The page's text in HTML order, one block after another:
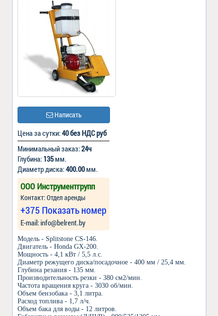
Написать
Цена за сутки:40 без НДС руб
Минимальный заказ:24ч
Глубина: 135мм.
Диаметр диска:400.00мм.
ООО Инструментгрупп
Контакт: Отдел аренды
+375 Показать номер
Е-mail: info@belrent.by
Модель - Splitstone CS-146.
Двигатель - Honda GX-200.
Мощность - 4,1 кВт / 5,5 л.с.
Диаметр режущего диска/посадочное - 400 мм / 25,4 мм.
Глубина резания - 135 мм.
Производительность резки - 380 см2/мин.
Частота вращения круга - 3030 об/мин.
Объем бензобака - 3,1 литра.
Расход топлива - 1,7 л/ч.
Объем бака для воды - 12 литров.